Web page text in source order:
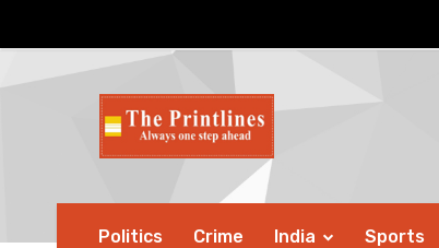
Politics Crime India Sports